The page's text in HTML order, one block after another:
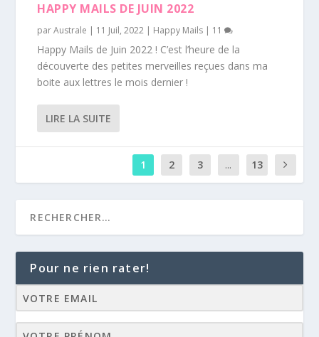
HAPPY MAILS DE JUIN 2022
parAustrale | 11 Juil, 2022 | Happy Mails | 11
Happy Mails de Juin 2022 ! C’est l’heure de la
découverte des petites merveilles reçues dans ma
boite aux lettres le mois dernier !
LIRE LA SUITE
1 2 3 ... 13
Pour ne rien rater!